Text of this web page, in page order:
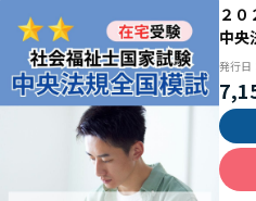
２
中央
発行日